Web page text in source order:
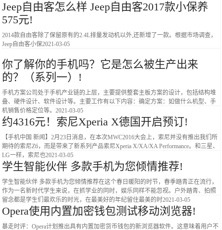
Jeep自由客怎么样 Jeep自由客2017款小保养
575元!
2014款自由客除了保留原有的2.4L排量发动机以外,还新增了一款。根据市场调查，
Jeep自由客小保2021-03-05
你了解你的手机吗？它是怎么被生产出来
的？（系列一）!
手机方案公司处于手机产业链的上层，主要提供整套主板方案的设计，包括结构堆
叠、硬件设计、软件设计等。主要工作有以下内容：确定方案：如做什么机型、手
机销售价格定位等。2021-03-05
约4316元！索尼Xperia X德国开启预订!
【手机中国 新闻】2月23日消息，在本次MWC2016大会上，索尼并没有推出我们所
期待的索尼Z6，而是带来了新系列产品索尼Xperia X/XA/XA Performance。和三星、
LG一样，索尼也2021-03-05
学生智能伙伴 多款手机为您倾情推荐!
学生智能伙伴 多款手机为您倾情推荐在这个春日暖阳的时节，春季踏青正在流行，
作为一名新时代学生来说，在抓学业的同时，娱乐同样不能忽视。户外踏青、拍照
留念都是学生们最欢乐的时光，在最美好的年纪留住最美的时2021-03-05
Opera使用内置加密钱包测试移动浏览器!
暴走时评：Opera计划推出具有内置加密货币钱包的新浏览器软件。这意味着用户不